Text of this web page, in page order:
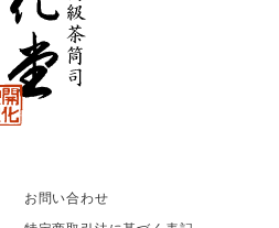
お問い合わせ